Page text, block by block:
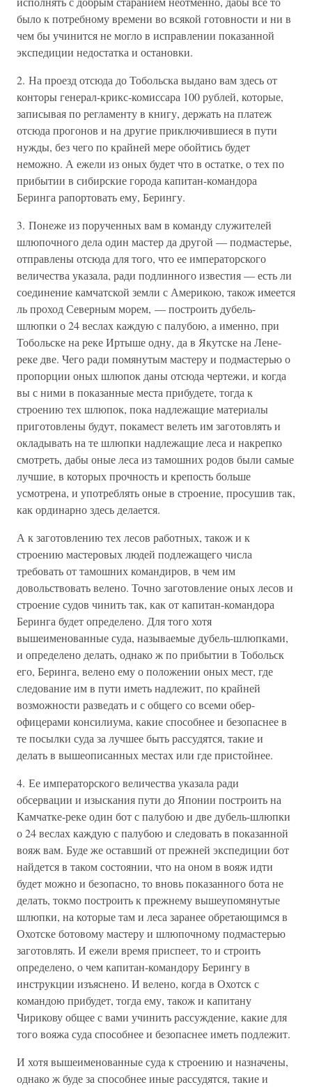
было к потребному времени во всякой готовности и ни в
чем бы учинится не могло в исправлении показанной
экспедиции недостатка и остановки.
2. На проезд отсюда до Тобольска выдано вам здесь от
конторы генерал-крикс-комиссара 100 рублей, которые,
записывая по регламенту в книгу, держать на платеж
отсюда прогонов и на другие приключившиеся в пути
нужды, без чего по крайней мере обойтись будет
неможно. А ежели из оных будет что в остатке, о тех по
прибытии в сибирские города капитан-командора
Беринга рапортовать ему, Берингу.
3. Понеже из порученных вам в команду служителей
шлюпочного дела один мастер да другой — подмастерье,
отправлены отсюда для того, что ее императорского
величества указала, ради подлинного известия — есть ли
соединение камчатской земли с Америкою, також имеется
ль проход Северным морем, — построить дубель-
шлюпки о 24 веслах каждую с палубою, а именно, при
Тобольске на реке Иртыше одну, да в Якутске на Лене-
реке две. Чего ради помянутым мастеру и подмастерью о
пропорции оных шлюпок даны отсюда чертежи, и когда
вы с ними в показанные места прибудете, тогда к
строению тех шлюпок, пока надлежащие материалы
приготовлены будут, покамест велеть им заготовлять и
окладывать на те шлюпки надлежащие леса и накрепко
смотреть, дабы оные леса из тамошних родов были самые
лучшие, в которых прочность и крепость больше
усмотрена, и употреблять оные в строение, просушив так,
как ординарно здесь делается.
А к заготовлению тех лесов работных, також и к
строению мастеровых людей подлежащего числа
требовать от тамошних командиров, в чем им
довольствовать велено. Точно заготовление оных лесов и
строение судов чинить так, как от капитан-командора
Беринга будет определено. Для того хотя
вышеименованные суда, называемые дубель-шлюпками,
и определено делать, однако ж по прибытии в Тобольск
его, Беринга, велено ему о положении оных мест, где
следование им в пути иметь надлежит, по крайней
возможности разведать и с общего со всеми обер-
офицерами консилиума, какие способнее и безопаснее в
те посылки суда за лучшее быть рассудятся, такие и
делать в вышеописанных местах или где пристойнее.
4. Ее императорского величества указала ради
обсервации и изыскания пути до Японии построить на
Камчатке-реке один бот с палубою и две дубель-шлюпки
о 24 веслах каждую с палубою и следовать в показанной
вояж вам. Буде же оставший от прежней экспедиции бот
найдется в таком состоянии, что на оном в вояж идти
будет можно и безопасно, то вновь показанного бота не
делать, токмо построить к прежнему вышеупомянутые
шлюпки, на которые там и леса заранее обретающимся в
Охотске ботовому мастеру и шлюпочному подмастерью
заготовлять. И ежели время приспеет, то и строить
определено, о чем капитан-командору Берингу в
инструкции изъяснено. И велено, когда в Охотск с
командою прибудет, тогда ему, також и капитану
Чирикову общее с вами учинить рассуждение, какие для
того вояжа суда способнее и безопаснее иметь подлежит.
И хотя вышеименованные суда к строению и назначены,
однако ж буде за способнее иные рассудятся, такие и